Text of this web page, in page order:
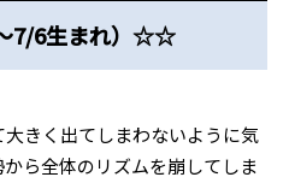
7/6生まれ）☆☆
きく出てしまわないように気
ら全体のリズムを崩してしま